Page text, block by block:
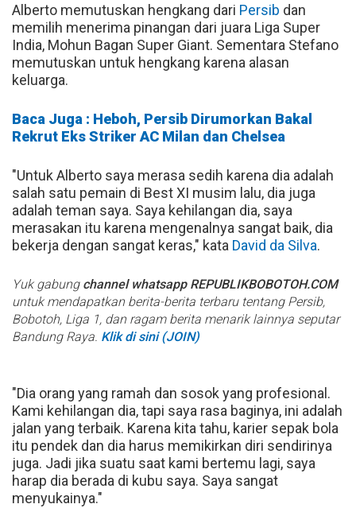
Alberto memutuskan hengkang dari Persib dan
memilih menerima pinangan dari juara Liga Super
India, Mohun Bagan Super Giant. Sementara Stefano
memutuskan untuk hengkang karena alasan
keluarga.
Baca Juga : Heboh, Persib Dirumorkan Bakal
Rekrut Eks Striker AC Milan dan Chelsea
"Untuk Alberto saya merasa sedih karena dia adalah
salah satu pemain di Best XI musim lalu, dia juga
adalah teman saya. Saya kehilangan dia, saya
merasakan itu karena mengenalnya sangat baik, dia
bekerja dengan sangat keras," kata David da Silva.
Yuk gabung channel whatsapp REPUBLIKBOBOTOH.COM
untuk mendapatkan berita-berita terbaru tentang Persib,
Bobotoh, Liga 1, dan ragam berita menarik lainnya seputar
Bandung Raya. Klik di sini (JOIN)
"Dia orang yang ramah dan sosok yang profesional.
Kami kehilangan dia, tapi saya rasa baginya, ini adalah
jalan yang terbaik. Karena kita tahu, karier sepak bola
itu pendek dan dia harus memikirkan diri sendirinya
juga. Jadi jika suatu saat kami bertemu lagi, saya
harap dia berada di kubu saya. Saya sangat
menyukainya."